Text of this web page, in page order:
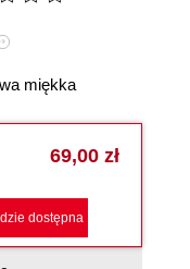
miękka
69,00 zł
dostępna